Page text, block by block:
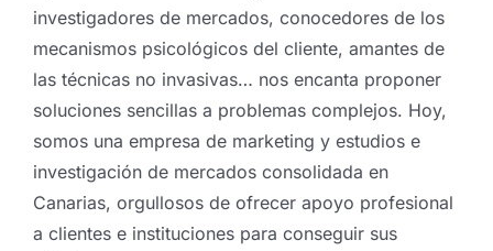
investigadores de mercados, conocedores de los
mecanismos psicológicos del cliente, amantes de
las técnicas no invasivas… nos encanta proponer
soluciones sencillas a problemas complejos. Hoy,
somos una empresa de marketing y estudios e
investigación de mercados consolidada en
Canarias, orgullosos de ofrecer apoyo profesional
a clientes e instituciones para conseguir sus